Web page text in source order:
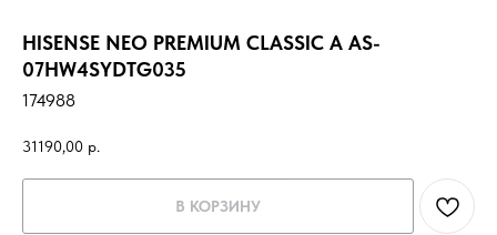
HISENSE NEO PREMIUM CLASSIC A AS-
07HW4SYDTG035
174988
31190,00 р.
В КОРЗИНУ